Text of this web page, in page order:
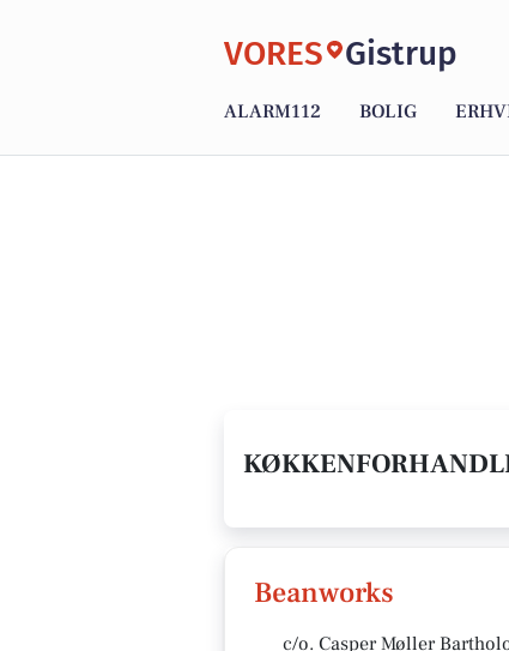
VORES Gistrup
ALARM112 BOLIG
Beanworks
c/o. Casper Møller